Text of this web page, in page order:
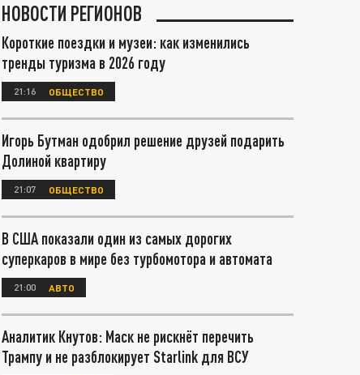
НОВОСТИ РЕГИОНОВ
Короткие поездки и музеи: как изменились
тренды туризма в 2026 году
21:16 ОБЩЕСТВО
Игорь Бутман одобрил решение друзей подарить
Долиной квартиру
21:07 ОБЩЕСТВО
В США показали один из самых дорогих
суперкаров в мире без турбомотора и автомата
21:00 АВТО
Аналитик Кнутов: Маск не рискнёт перечить
Трампу и не разблокирует Starlink для ВСУ